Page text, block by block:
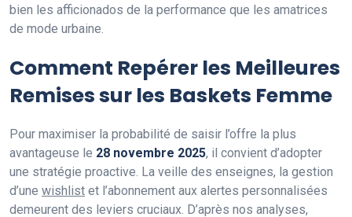
bien les afficionados de la performance que les amatrices
de mode urbaine.
Comment Repérer les Meilleures
Remises sur les Baskets Femme
Pour maximiser la probabilité de saisir l’offre la plus
avantageuse le 28 novembre 2025, il convient d’adopter
une stratégie proactive. La veille des enseignes, la gestion
d’une wishlist et l’abonnement aux alertes personnalisées
demeurent des leviers cruciaux. D’après nos analyses,